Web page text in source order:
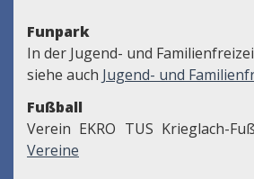
Funpark
In der Jugend- und
siehe auch Jugend- und
Fußball
Verein EKRO TUS Krieglach-
Vereine